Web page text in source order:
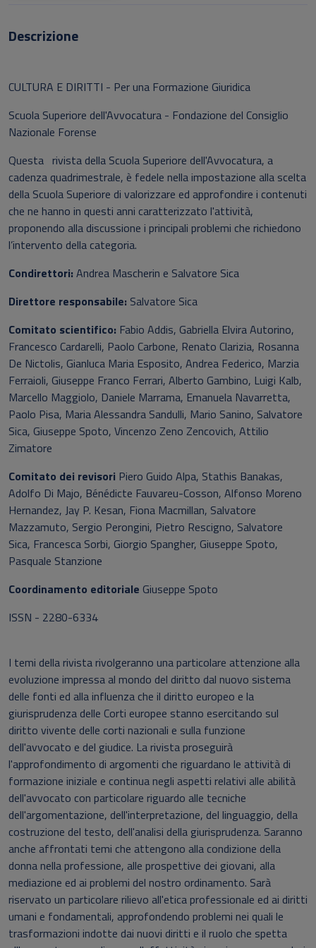
Descrizione
CULTURA E DIRITTI - Per una Formazione Giuridica
Scuola Superiore dell'Avvocatura - Fondazione del Consiglio
Nazionale Forense
Questa rivista della Scuola Superiore dell'Avvocatura, a
cadenza quadrimestrale, è fedele nella impostazione alla scelta
della Scuola Superiore di valorizzare ed approfondire i contenuti
che ne hanno in questi anni caratterizzato l'attività,
proponendo alla discussione i principali problemi che richiedono
l’intervento della categoria.
Condirettori: Andrea Mascherin e Salvatore Sica
Direttore responsabile: Salvatore Sica
Comitato scientifico: Fabio Addis, Gabriella Elvira Autorino,
Francesco Cardarelli, Paolo Carbone, Renato Clarizia, Rosanna
De Nictolis, Gianluca Maria Esposito, Andrea Federico, Marzia
Ferraioli, Giuseppe Franco Ferrari, Alberto Gambino, Luigi Kalb,
Marcello Maggiolo, Daniele Marrama, Emanuela Navarretta,
Paolo Pisa, Maria Alessandra Sandulli, Mario Sanino, Salvatore
Sica, Giuseppe Spoto, Vincenzo Zeno Zencovich, Attilio
Zimatore
Comitato dei revisori Piero Guido Alpa, Stathis Banakas,
Adolfo Di Majo, Bénédicte Fauvareu-Cosson, Alfonso Moreno
Hernandez, Jay P. Kesan, Fiona Macmillan, Salvatore
Mazzamuto, Sergio Perongini, Pietro Rescigno, Salvatore
Sica, Francesca Sorbi, Giorgio Spangher, Giuseppe Spoto,
Pasquale Stanzione
Coordinamento editoriale Giuseppe Spoto
ISSN - 2280-6334
I temi della rivista rivolgeranno una particolare attenzione alla
evoluzione impressa al mondo del diritto dal nuovo sistema
delle fonti ed alla influenza che il diritto europeo e la
giurisprudenza delle Corti europee stanno esercitando sul
diritto vivente delle corti nazionali e sulla funzione
dell'avvocato e del giudice. La rivista proseguirà
l'approfondimento di argomenti che riguardano le attività di
formazione iniziale e continua negli aspetti relativi alle abilità
dell'avvocato con particolare riguardo alle tecniche
dell'argomentazione, dell'interpretazione, del linguaggio, della
costruzione del testo, dell'analisi della giurisprudenza. Saranno
anche affrontati temi che attengono alla condizione della
donna nella professione, alle prospettive dei giovani, alla
mediazione ed ai problemi del nostro ordinamento. Sarà
riservato un particolare rilievo all'etica professionale ed ai diritti
umani e fondamentali, approfondendo problemi nei quali le
trasformazioni indotte dai nuovi diritti e il ruolo che spetta